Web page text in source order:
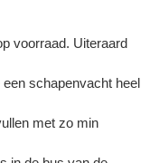
voorraad. Uiteraard
schapenvacht heel
met zo min